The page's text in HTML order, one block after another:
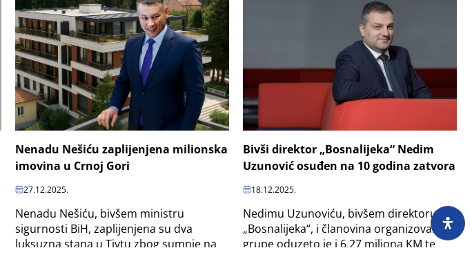
Nenadu Nešiću zaplijenjena milionska
imovina u Crnoj Gori
27.12.2025.
Nenadu Nešiću, bivšem ministru
sigurnosti BiH, zaplijenjena su dva
luksuzna stana u Tivtu zbog sumnje na
Bivši direktor „Bosnalijeka“ Nedim
Uzunović osuđen na 10 godina zatvora
18.12.2025.
Nedimu Uzunoviću, bivšem direktoru
„Bosnalijeka“, i članovina organizovane
grupe oduzeto je i 6,27 miliona KM te